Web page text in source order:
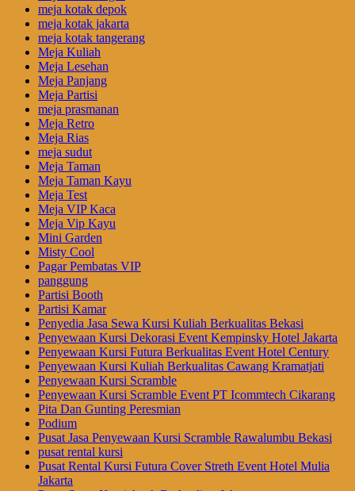
meja kotak depok
meja kotak jakarta
meja kotak tangerang
Meja Kuliah
Meja Lesehan
Meja Panjang
Meja Partisi
meja prasmanan
Meja Retro
Meja Rias
meja sudut
Meja Taman
Meja Taman Kayu
Meja Test
Meja VIP Kaca
Meja Vip Kayu
Mini Garden
Misty Cool
Pagar Pembatas VIP
panggung
Partisi Booth
Partisi Kamar
Penyedia Jasa Sewa Kursi Kuliah Berkualitas Bekasi
Penyewaan Kursi Dekorasi Event Kempinsky Hotel Jakarta
Penyewaan Kursi Futura Berkualitas Event Hotel Century
Penyewaan Kursi Kuliah Berkualitas Cawang Kramatjati
Penyewaan Kursi Scramble
Penyewaan Kursi Scramble Event PT Icommtech Cikarang
Pita Dan Gunting Peresmian
Podium
Pusat Jasa Penyewaan Kursi Scramble Rawalumbu Bekasi
pusat rental kursi
Pusat Rental Kursi Futura Cover Streth Event Hotel Mulia
Jakarta